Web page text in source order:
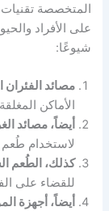
المتخصصة تقنيات
على الأفراد
شيوعًا:
مصائد الفئران
الأماكن
أيضاً، مصائد
لاستخدام
كذلك، الطُعم
للقضاء على
أيضاً، أجهزة